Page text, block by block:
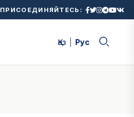
ПРИСОЕДИНЯЙТЕСЬ:
Қаз Рус